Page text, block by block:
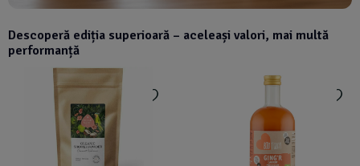
Descoperă ediția superioară – aceleași valori, mai multă
performanță